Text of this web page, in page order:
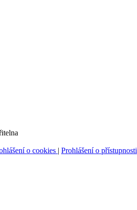
o cookies | Prohlášení o přístupnosti